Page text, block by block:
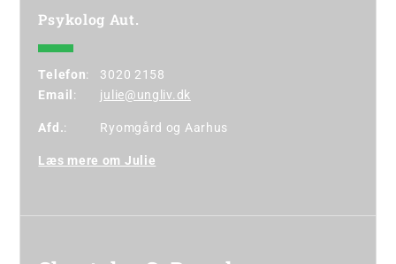
Psykolog Aut.
Telefon:
3020 2158
Email : julie@ungliv.dk
Afd.: Ryomgård og Aarhus
Læs mere om Julie